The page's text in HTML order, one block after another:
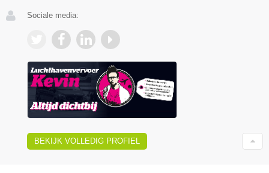
Sociale media:
BEKIJK VOLLEDIG PROFIEL